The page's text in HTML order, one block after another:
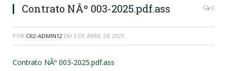
Contrato NÂº 003-2025.pdf.ass 0
POR CR2-ADMIN12 EM 3 DE ABRIL DE 2025
Contrato NÂº 003-2025.pdf.ass